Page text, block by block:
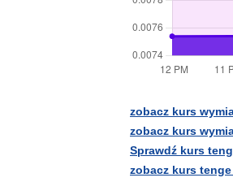
zobacz kurs
zobacz kurs
Sprawdź kurs
zobacz kurs tenge